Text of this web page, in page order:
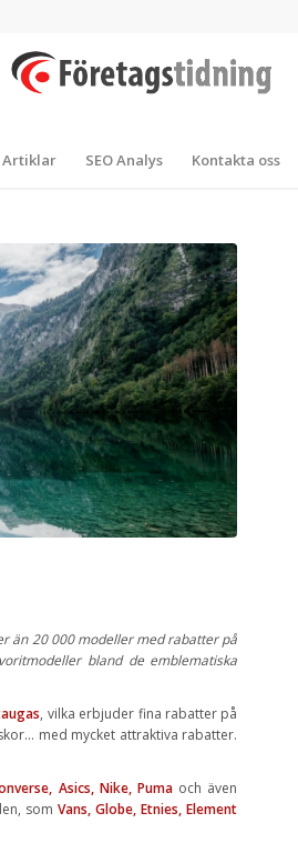
Artiklar SEO Analys Kontakta oss
än 20 000 modeller med rabatter på
bland de emblematiska
, vilka erbjuder fina rabatter på
med mycket attraktiva rabatter.
Asics, Nike, Puma och även
somVans, Globe, Etnies, Element